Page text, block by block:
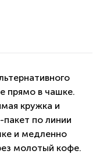
прямо в чашке.
кружка и
пакет по линии
и медленно
молотый кофе.